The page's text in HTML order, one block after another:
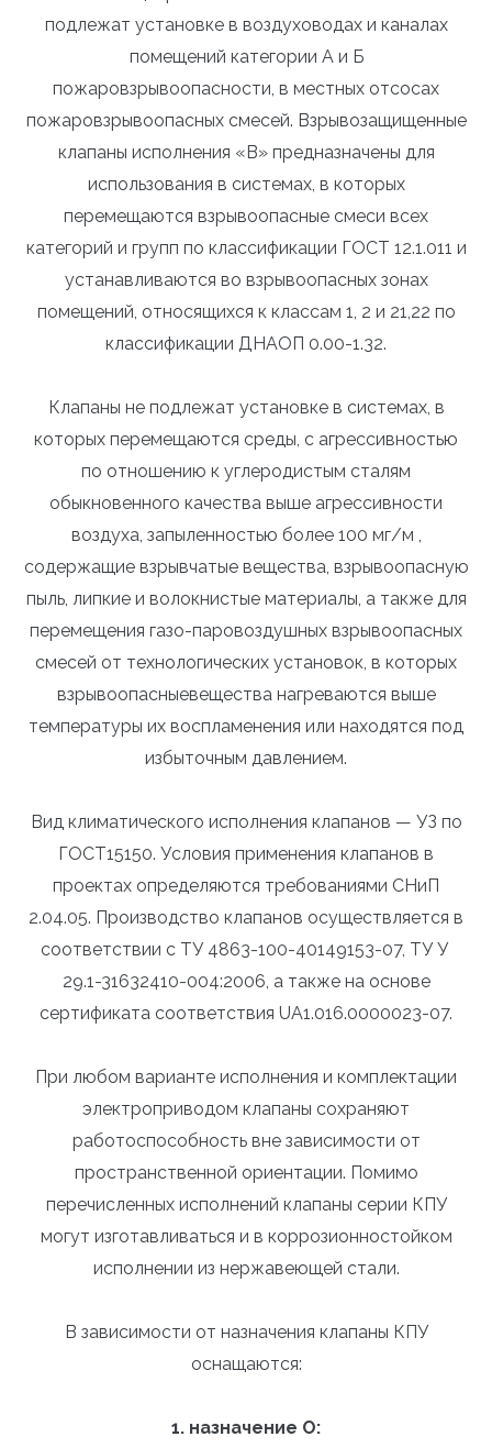
подлежат установке в воздуховодах и каналах
помещений категории А и Б
пожаровзрывоопасности, в местных отсосах
пожаровзрывоопасных смесей. Взрывозащищенные
клапаны исполнения «В» предназначены для
использования в системах, в которых
перемещаются взрывоопасные смеси всех
категорий и групп по классификации ГОСТ 12.1.011 и
устанавливаются во взрывоопасных зонах
помещений, относящихся к классам 1, 2 и 21,22 по
классификации ДНАОП 0.00-1.32.
Клапаны не подлежат установке в системах, в
которых перемещаются среды, с агрессивностью
по отношению к углеродистым сталям
обыкновенного качества выше агрессивности
воздуха, запыленностью более 100 мг/м ,
содержащие взрывчатые вещества, взрывоопасную
пыль, липкие и волокнистые материалы, а также для
перемещения газо-паровоздушных взрывоопасных
смесей от технологических установок, в которых
взрывоопасныевещества нагреваются выше
температуры их воспламенения или находятся под
избыточным давлением.
Вид климатического исполнения клапанов — УЗ по
ГОСТ15150. Условия применения клапанов в
проектах определяются требованиями СНиП
2.04.05. Производство клапанов осуществляется в
соответствии с ТУ 4863-100-40149153-07, ТУ У
29.1-31632410-004:2006, а также на основе
сертификата соответствия UA1.016.0000023-07.
При любом варианте исполнения и комплектации
электроприводом клапаны сохраняют
работоспособность вне зависимости от
пространственной ориентации. Помимо
перечисленных исполнений клапаны серии КПУ
могут изготавливаться и в коррозионностойком
исполнении из нержавеющей стали.
В зависимости от назначения клапаны КПУ
оснащаются:
1. назначение О: